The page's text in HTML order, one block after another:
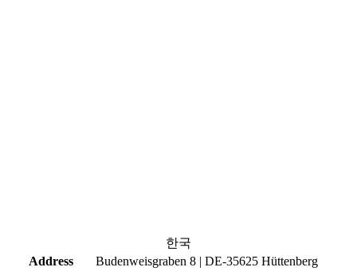
한국
Address
Budenweisgraben 8 | DE-35625 Hüttenberg